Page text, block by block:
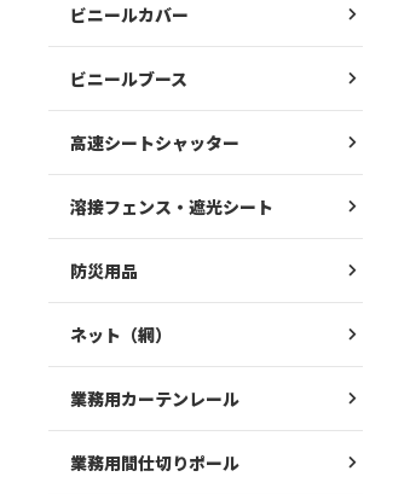
ビニールカバー
ビニールブース
高速シートシャッター
溶接フェンス・遮光シート
防災用品
ネット（網）
業務用カーテンレール
業務用間仕切りポール